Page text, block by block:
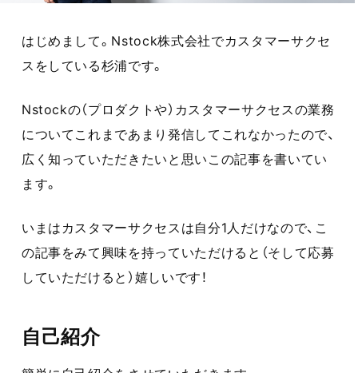
はじめまして。Nstock株式会社でカスタマーサクセ
スをしている杉浦です。
Nstockの（プロダクトや）カスタマーサクセスの業務
についてこれまであまり発信してこれなかったので、
広く知っていただきたいと思いこの記事を書いてい
ます。
いまはカスタマーサクセスは自分1人だけなので、こ
の記事をみて興味を持っていただけると（そして応募
していただけると）嬉しいです！
自己紹介